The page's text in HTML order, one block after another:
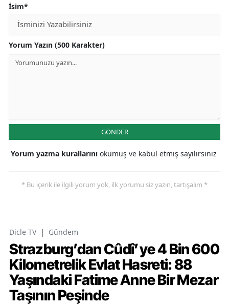
İsim*
Yorum Yazın (500 Karakter)
GÖNDER
Yorum yazma kurallarını okumuş ve kabul etmiş sayılırsınız
* Bu içerik ile ilgili yorum yok, ilk yorumu siz yazın, tartışalım *
Dicle TV | Gündem
Strazburg’dan Cûdî’ye 4 Bin 600
Kilometrelik Evlat Hasreti: 88
Yaşındaki Fatime Anne Bir Mezar
Taşının Peşinde